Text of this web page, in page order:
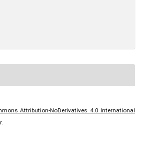
Attribution-NoDerivatives 4.0 International